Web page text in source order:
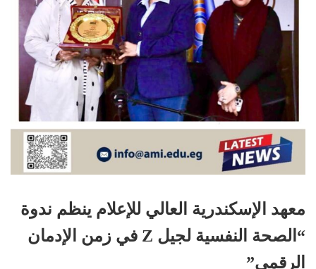
معهد الإسكندرية العالي للإعلام ينظم ندوة
“الصحة النفسية لجيل Z في زمن الإدمان
الرقمي”